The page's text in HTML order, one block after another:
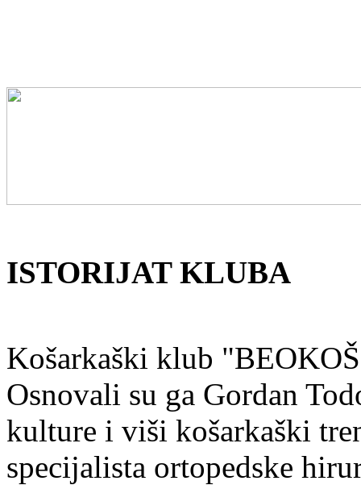
ISTORIJAT KLUBA
Košarkaški klub
Osnovali su ga Gordan
kulture i viši košarkaški
specijalista ortopedske